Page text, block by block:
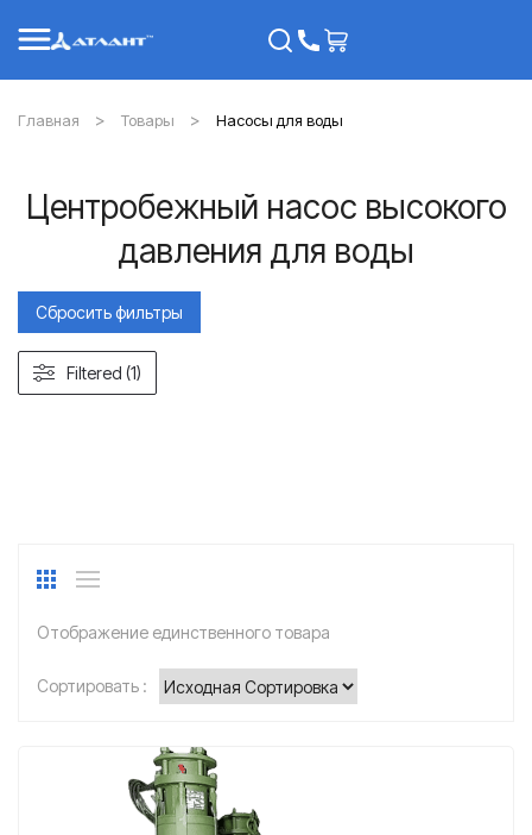
Главная Товары Насосы для воды
Центробежный насос высокого
давления для воды
Отображение единственного товара
Сортировать :
Сбросить фильтры
Filtered (1)